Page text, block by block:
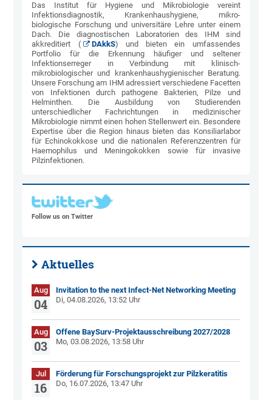
Das Institut für Hygiene und Mikrobiologie vereint
Infektionsdiagnostik, Krankenhaushygiene, mikro-
biologische Forschung und universitäre Lehre unter einem
Dach. Die diagnostischen Laboratorien des IHM sind
akkreditiert (
DAkkS) und bieten ein umfassendes
Portfolio für die Erkennung häufiger und seltener
Infektionserreger in Verbindung mit klinisch-
mikrobiologischer und krankenhaushygienischer Beratung.
Unsere Forschung am IHM adressiert verschiedene Facetten
von Infektionen durch pathogene Bakterien, Pilze und
Helminthen. Die Ausbildung von Studierenden
unterschiedlicher Fachrichtungen in medizinischer
Mikrobiologie nimmt einen hohen Stellenwert ein. Besondere
Expertise über die Region hinaus bieten das Konsiliarlabor
für Echinokokkose und die nationalen Referenzzentren für
Haemophilus und Meningokokken sowie für invasive
Pilzinfektionen.
Follow us on Twitter
Aktuelles
Aug
04
Invitation to the next Infect-Net Networking Meeting
Di, 04.08.2026, 13:52 Uhr
Aug
03
Offene BaySurv-Projektausschreibung 2027/2028
Mo, 03.08.2026, 13:58 Uhr
Jul
16
Förderung für Forschungsprojekt zur Pilzkeratitis
Do, 16.07.2026, 13:47 Uhr